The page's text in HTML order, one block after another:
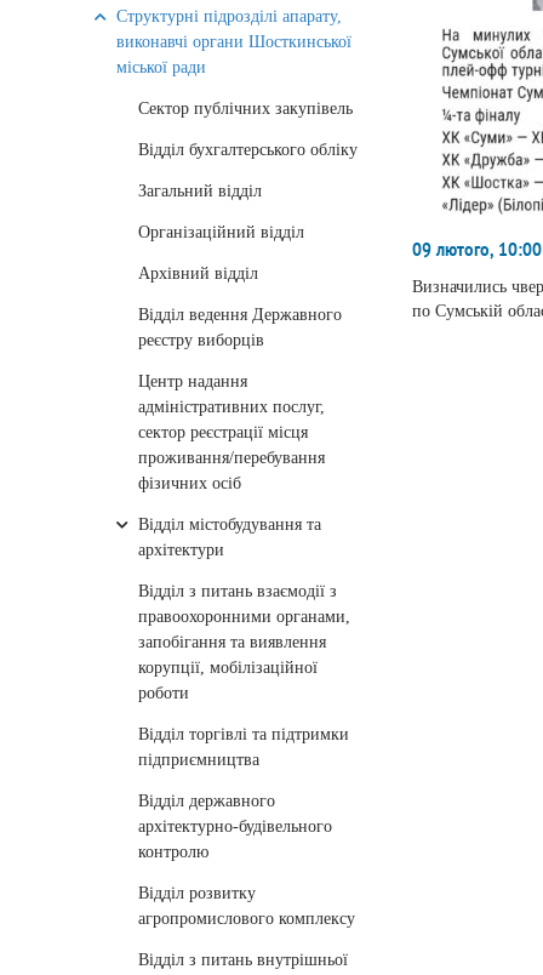
Структурні підрозділі апарату,
виконавчі органи Шосткинської
міської ради
Сектор публічних закупівель
Відділ бухгалтерського обліку
Загальний відділ
Організаційний відділ
Архівний відділ
Відділ ведення Державного
реєстру виборців
Центр надання
адміністративних послуг,
сектор реєстрації місця
проживання/перебування
фізичних осіб
Відділ містобудування та
архітектури
Відділ з питань взаємодії з
правоохоронними органами,
запобігання та виявлення
корупції, мобілізаційної
роботи
Відділ торгівлі та підтримки
підприємництва
Відділ державного
архітектурно-будівельного
контролю
Відділ розвитку
агропромислового комплексу
Відділ з питань внутрішньої
09 лютого, 10:00
Визначились
по Сумській